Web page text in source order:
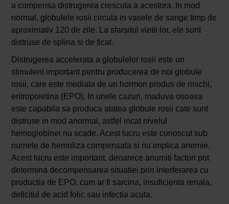
a compensa distrugerea crescuta a acestora. In mod
normal, globulele rosii circula in vasele de sange timp de
aproximativ 120 de zile. La sfarsitul vietii lor, ele sunt
distruse de splina si de ficat.
Distrugerea accelerata a globulelor rosii este un
stimulent important pentru producerea de noi globule
rosii, care este mediata de un hormon produs de rinichi,
eritropoietina (EPO). In unele cazuri, maduva osoasa
este capabila sa produca atatea globule rosii cate sunt
distruse in mod anormal, astfel incat nivelul
hemoglobinei nu scade. Acest lucru este cunoscut sub
numele de hemoliza compensata si nu implica anemie.
Acest lucru este important, deoarece anumiti factori pot
determina decompensarea situatiei prin interferarea cu
productia de EPO, cum ar fi sarcina, insuficienta renala,
deficitul de acid folic sau infectia acuta.